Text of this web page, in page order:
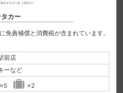
カー
責補償と消費税が含まれています。
前店
ーなど
×5 ×2